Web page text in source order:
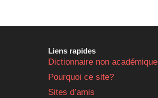
Liens rapides
Dictionnaire non académique
Pourquoi ce site?
Sites d’amis